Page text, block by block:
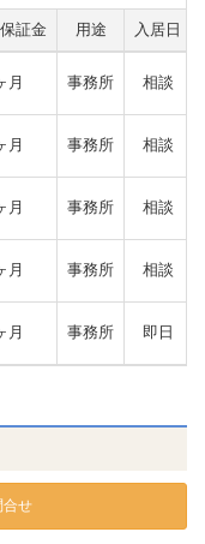
証金 用途 入居日
月 事務所 相談
月 事務所 相談
月 事務所 相談
月 事務所 相談
月 事務所 即日
せ